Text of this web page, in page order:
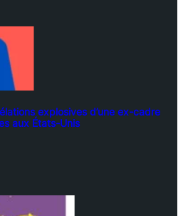
explosives d’une ex-cadre
aux États-Unis